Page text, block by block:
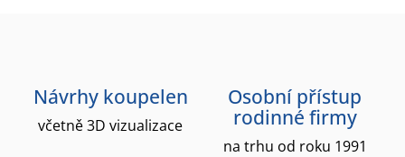
Návrhy koupelen
včetně 3D vizualizace
Osobní přístup
rodinné firmy
na trhu od roku 1991